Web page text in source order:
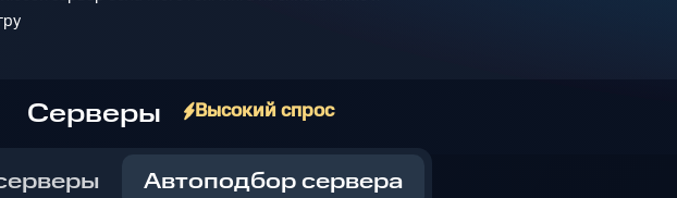
Серверы Высокий спрос
Автоподбор сервера